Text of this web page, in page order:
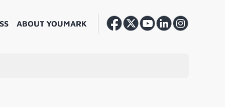
ABOUT YOUMARK